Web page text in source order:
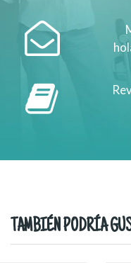
TAMBIÉN PODRÍA